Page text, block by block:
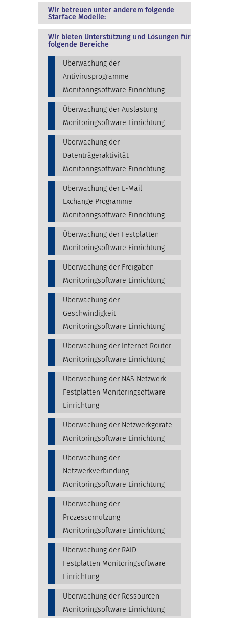
Wir betreuen unter anderem folgende
Starface Modelle:
Wir bieten Unterstützung und Lösungen für
folgende Bereiche
Überwachung der
Antivirusprogramme
Monitoringsoftware Einrichtung
Überwachung der Auslastung
Monitoringsoftware Einrichtung
Überwachung der
Datenträgeraktivität
Monitoringsoftware Einrichtung
Überwachung der E-Mail
Exchange Programme
Monitoringsoftware Einrichtung
Überwachung der Festplatten
Monitoringsoftware Einrichtung
Überwachung der Freigaben
Monitoringsoftware Einrichtung
Überwachung der
Geschwindigkeit
Monitoringsoftware Einrichtung
Überwachung der Internet Router
Monitoringsoftware Einrichtung
Überwachung der NAS Netzwerk-
Festplatten Monitoringsoftware
Einrichtung
Überwachung der Netzwerkgeräte
Monitoringsoftware Einrichtung
Überwachung der
Netzwerkverbindung
Monitoringsoftware Einrichtung
Überwachung der
Prozessornutzung
Monitoringsoftware Einrichtung
Überwachung der RAID-
Festplatten Monitoringsoftware
Einrichtung
Überwachung der Ressourcen
Monitoringsoftware Einrichtung